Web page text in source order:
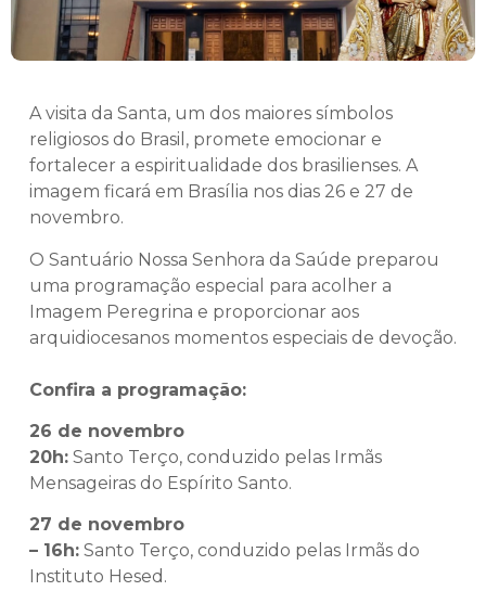
A visita da Santa, um dos maiores símbolos
religiosos do Brasil, promete emocionar e
fortalecer a espiritualidade dos brasilienses. A
imagem ficará em Brasília nos dias 26 e 27 de
novembro.
O Santuário Nossa Senhora da Saúde preparou
uma programação especial para acolher a
Imagem Peregrina e proporcionar aos
arquidiocesanos momentos especiais de devoção.
Confira a programação:
26 de novembro
20h: Santo Terço, conduzido pelas Irmãs
Mensageiras do Espírito Santo.
27 de novembro
– 16h: Santo Terço, conduzido pelas Irmãs do
Instituto Hesed.